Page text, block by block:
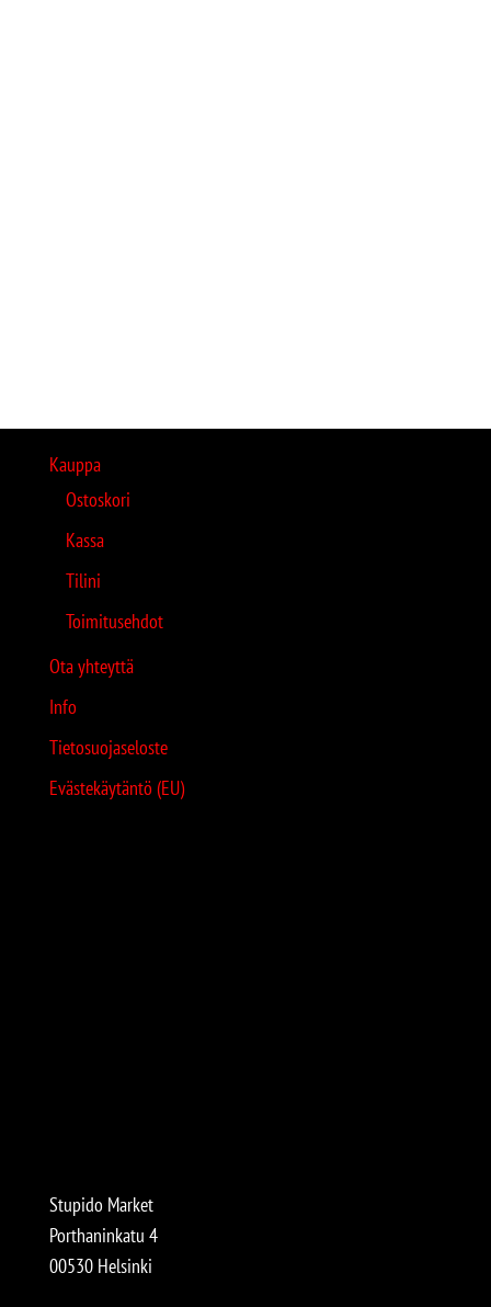
Kauppa
Ostoskori
Kassa
Tilini
Toimitusehdot
Ota yhteyttä
Info
Tietosuojaseloste
Evästekäytäntö (EU)
Stupido Market
Porthaninkatu 4
00530 Helsinki